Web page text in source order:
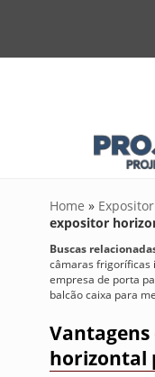
Home » Expositor
expositor
Buscas
câmaras frigoríficas
empresa de porta
balcão caixa para
horizontal